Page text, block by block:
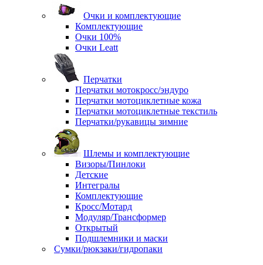
Очки и комплектующие
Комплектующие
Очки 100%
Очки Leatt
Перчатки
Перчатки мотокросс/эндуро
Перчатки мотоциклетные кожа
Перчатки мотоциклетные текстиль
Перчатки/рукавицы зимние
Шлемы и комплектующие
Визоры/Пинлоки
Детские
Интегралы
Комплектующие
Кросс/Мотард
Модуляр/Трансформер
Открытый
Подшлемники и маски
Сумки/рюкзаки/гидропаки